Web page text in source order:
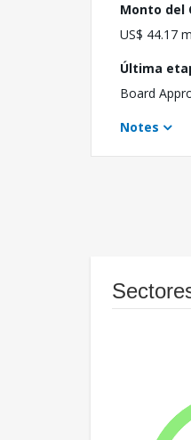
Monto del
US$ 44.17
Última
Board
Notes